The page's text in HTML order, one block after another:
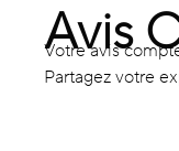
Avis
Votre avis
Partagez votre